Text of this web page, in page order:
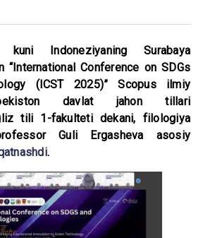
Indoneziyaning Surabaya
“International Conference on SDGs
(ICST 2025)” Scopus ilmiy
davlat jahon tillari
tili 1-fakulteti dekani, filologiya
Guli Ergasheva asosiy
.